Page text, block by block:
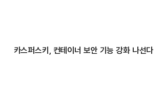
카스퍼스키, 컨테이너 보안 기능 강화 나선다